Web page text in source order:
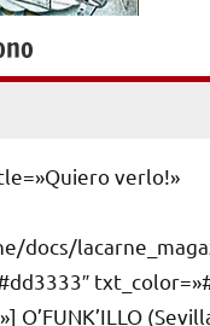
verlo!»
docs/